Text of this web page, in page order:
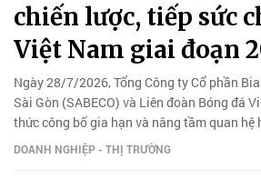
chiến lược, tiếp sức
Việt Nam giai đoạn
Ngày 28/7/2026, Tổng Công ty Cổ phần
Sài Gòn (SABECO) và Liên đoàn Bóng đá
thức công bố gia hạn và nâng tầm quan hệ
DOANH NGHIỆP - THỊ TRƯỜNG